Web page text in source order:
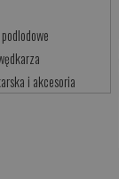
i akcesoria